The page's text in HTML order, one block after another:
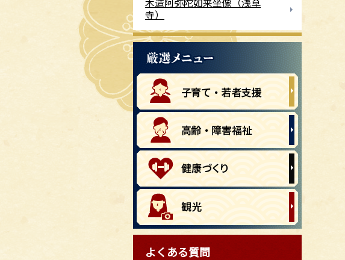
寺）
よくある質問